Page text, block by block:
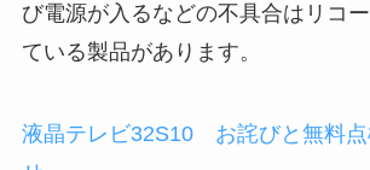
び電源が入るなどの不具合はリコ
ている製品があります。
液晶テレビ32S10 お詫びと無料点